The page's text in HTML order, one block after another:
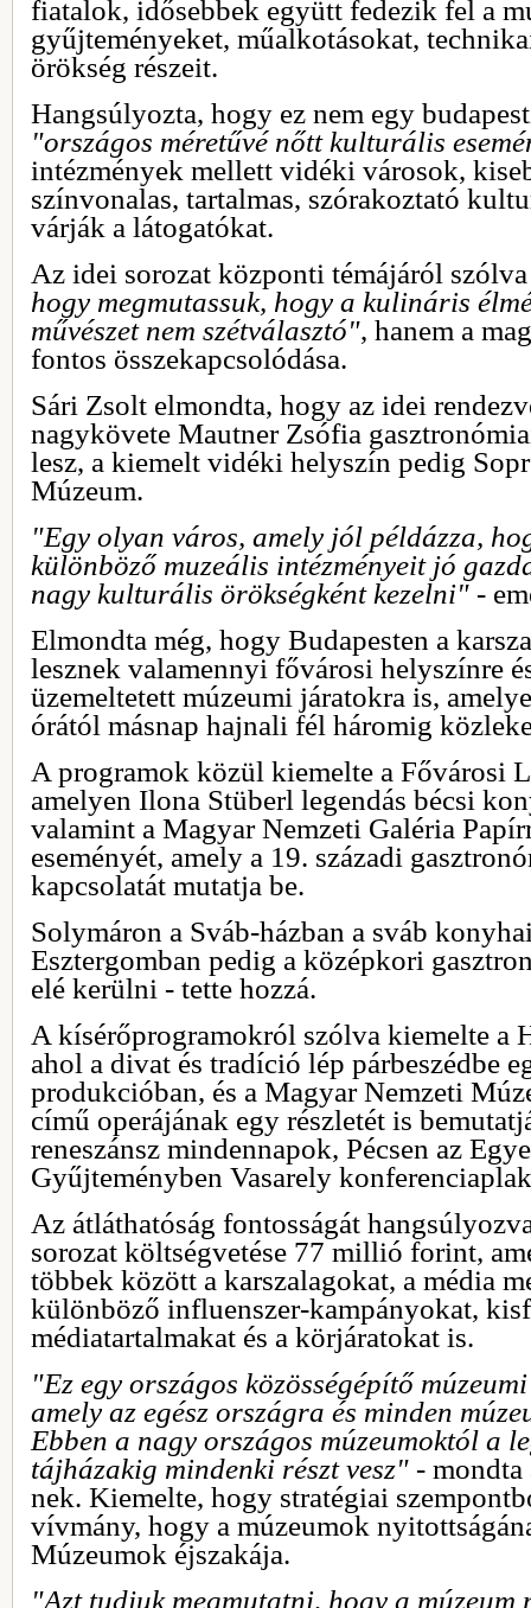
fiatalok, idősebbek együtt fedezik fel a
gyűjteményeket, műalkotásokat,
örökség részeit.
Hangsúlyozta, hogy ez nem egy
"országos méretűvé nőtt kulturális
intézmények mellett vidéki városok,
színvonalas, tartalmas, szórakoztató
várják a látogatókat.
Az idei sorozat központi témájáról
hogy megmutassuk, hogy a kulináris
művészet nem szétválasztó", hanem a
fontos összekapcsolódása.
Sári Zsolt elmondta, hogy az idei
nagykövete Mautner Zsófia
lesz, a kiemelt vidéki helyszín pedig
Múzeum.
"Egy olyan város, amely jól példázza,
különböző muzeális intézményeit jó
nagy kulturális örökségként kezelni" -
Elmondta még, hogy Budapesten a
lesznek valamennyi fővárosi helyszínre
üzemeltetett múzeumi járatokra is,
órától másnap hajnali fél háromig
A programok közül kiemelte a Fővárosi
amelyen Ilona Stüberl legendás bécsi
valamint a Magyar Nemzeti Galéria
eseményét, amely a 19. századi
kapcsolatát mutatja be.
Solymáron a Sváb-házban a sváb
Esztergomban pedig a középkori
elé kerülni - tette hozzá.
A kísérőprogramokról szólva kiemelte a
ahol a divat és tradíció lép párbeszédbe
produkcióban, és a Magyar Nemzeti
című operájának egy részletét is
reneszánsz mindennapok, Pécsen az
Gyűjteményben Vasarely
Az átláthatóság fontosságát
sorozat költségvetése 77 millió forint,
többek között a karszalagokat, a média
különböző influenszer-kampányokat,
médiatartalmakat és a körjáratokat is.
"Ez egy országos közösségépítő
amely az egész országra és minden
Ebben a nagy országos múzeumoktól a
tájházakig mindenki részt vesz" -
nek. Kiemelte, hogy stratégiai
vívmány, hogy a múzeumok
Múzeumok éjszakája.
"Azt tudjuk megmutatni, hogy a múzeum